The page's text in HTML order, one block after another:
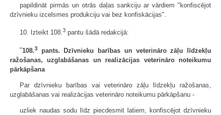
papildināt pirmās un otrās daļas sankciju ar vārdiem "konfiscējot
dzīvnieku izcelsmes produkciju vai bez konfiskācijas".
10. Izteikt 108.3 pantu šādā redakcijā:
"108.3
pants. Dzīvnieku barības un veterināro zāļu līdzekļu
ražošanas, uzglabāšanas un realizācijas veterināro noteikumu
pārkāpšana
Par dzīvnieku barības vai veterināro zāļu līdzekļu ražošanas,
uzglabāšanas vai realizācijas veterināro noteikumu pārkāpšanu -
uzliek naudas sodu līdz piecdesmit latiem, konfiscējot dzīvnieku